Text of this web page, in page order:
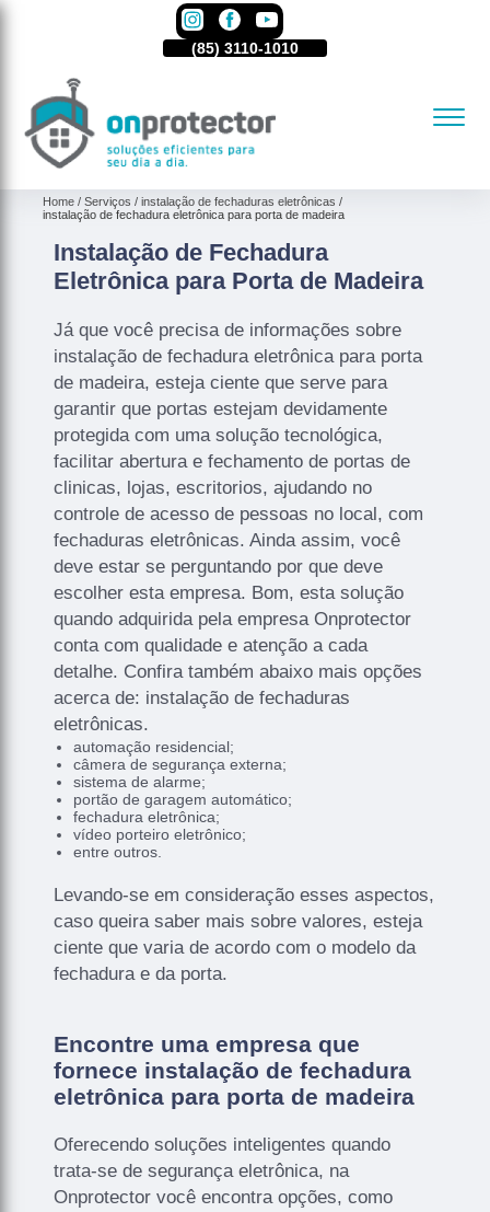
(85) 3110-1010
Home Serviços
instalação de fechaduras eletrônicas
instalação de fechadura eletrônica para porta de madeira
Instalação de Fechadura
Eletrônica para Porta de Madeira
Já que você precisa de informações sobre
instalação de fechadura eletrônica para porta
de madeira, esteja ciente que serve para
garantir que portas estejam devidamente
protegida com uma solução tecnológica,
facilitar abertura e fechamento de portas de
clinicas, lojas, escritorios, ajudando no
controle de acesso de pessoas no local, com
fechaduras eletrônicas. Ainda assim, você
deve estar se perguntando por que deve
escolher esta empresa. Bom, esta solução
quando adquirida pela empresa Onprotector
conta com qualidade e atenção a cada
detalhe. Confira também abaixo mais opções
acerca de: instalação de fechaduras
eletrônicas.
automação residencial;
câmera de segurança externa;
sistema de alarme;
portão de garagem automático;
fechadura eletrônica;
vídeo porteiro eletrônico;
entre outros.
Levando-se em consideração esses aspectos,
caso queira saber mais sobre valores, esteja
ciente que varia de acordo com o modelo da
fechadura e da porta.
Encontre uma empresa que
fornece instalação de fechadura
eletrônica para porta de madeira
Oferecendo soluções inteligentes quando
trata-se de segurança eletrônica, na
Onprotector você encontra opções, como